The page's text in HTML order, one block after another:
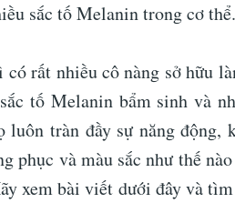
sắc tố Melanin trong cơ thể.
có rất nhiều cô nàng sở hữu
tố Melanin bẩm sinh và
tràn đầy sự năng động,
phục và màu sắc như thế
xem bài viết dưới đây và